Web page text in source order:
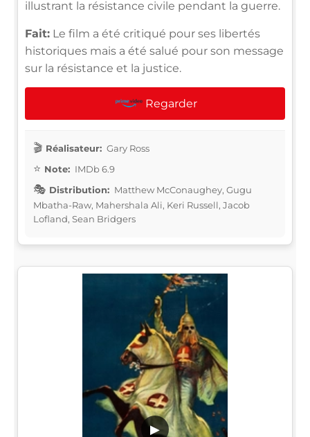
illustrant la résistance civile pendant la guerre.
Fait: Le film a été critiqué pour ses libertés
historiques mais a été salué pour son message
sur la résistance et la justice.
Regarder
Réalisateur: Gary Ross
Note: IMDb 6.9
Distribution: Matthew McConaughey, Gugu
Mbatha-Raw, Mahershala Ali, Keri Russell, Jacob
Lofland, Sean Bridgers
▶